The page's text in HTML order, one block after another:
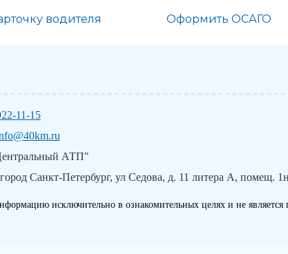
водителя Оформить ОСАГО
11-15
АТП"
Санкт-Петербург, ул Седова, д. 11 литера А, помещ. 1н
исключительно в ознакомительных целях и не является